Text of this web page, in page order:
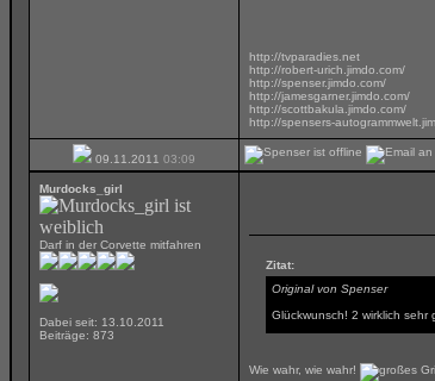
http://tvparadies.net
http://robert-urich.jimdo.com/
http://spenser.jimdo.com/
http://jamesgarner.jimdo.com/
http://scottbakula.jimdo.com/
http://spensers-
09.11.2011 03:09
Murdocks_girl
Darf in der Corvette mitfahren
Dabei seit: 13.10.2011
Beiträge: 873
Zitat:
Original von Spenser
Glückwunsch! 2 wirklich
Wie wahr, wie wahr!